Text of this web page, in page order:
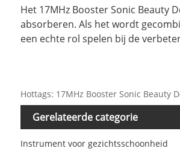
Het 17MHz Booster Sonic
absorberen. Als het wordt
een echte rol spelen bij de
Hottags: 17MHz Booster Sonic Beauty
Gerelateerde categorie
Instrument voor gezichtsschoonheid